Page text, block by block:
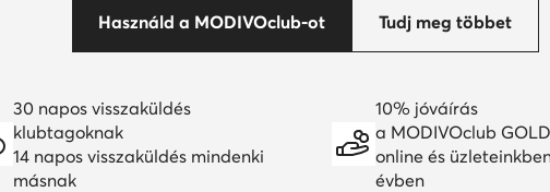
Használd a MODIVOclub-ot Tudj meg többet
30 napos visszaküldés
klubtagoknak
14 napos visszaküldés mindenki
másnak
10% jóváírás
a MODIVOclub
online és
évben